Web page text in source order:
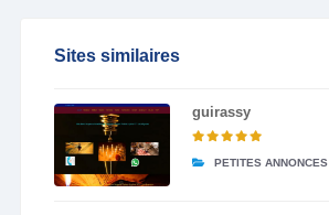
Sites similaires
guirassy
PETITES ANNONCES